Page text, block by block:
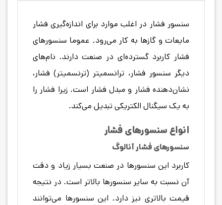
سنسور فشار در اغلب موارد برای اندازه‌گیری فشار
مایعات و گازها به کار می‌رود. عموما سنسورهای
فشار کاربرد گسترده‌ای در صنعت دارند. نام‌های
دیگر سنسور فشار، ترانسمیتر (ترنسمیتر) فشار،
نشان‌دهنده فشار و مبدل فشار است. زیرا فشار را
به یک سیگنال الکتریکی تبدیل می‌کند.
انواع سنسورهای فشار
سنسورهای فشار آنالوگ
کاربرد این سنسورها در صنعت بسیار زیاد و دقت
آن نسبت به سایر سنسورها بالاتر است. در نتیجه
قیمت بالاتری نیز دارد. این سنسورها می‌توانند